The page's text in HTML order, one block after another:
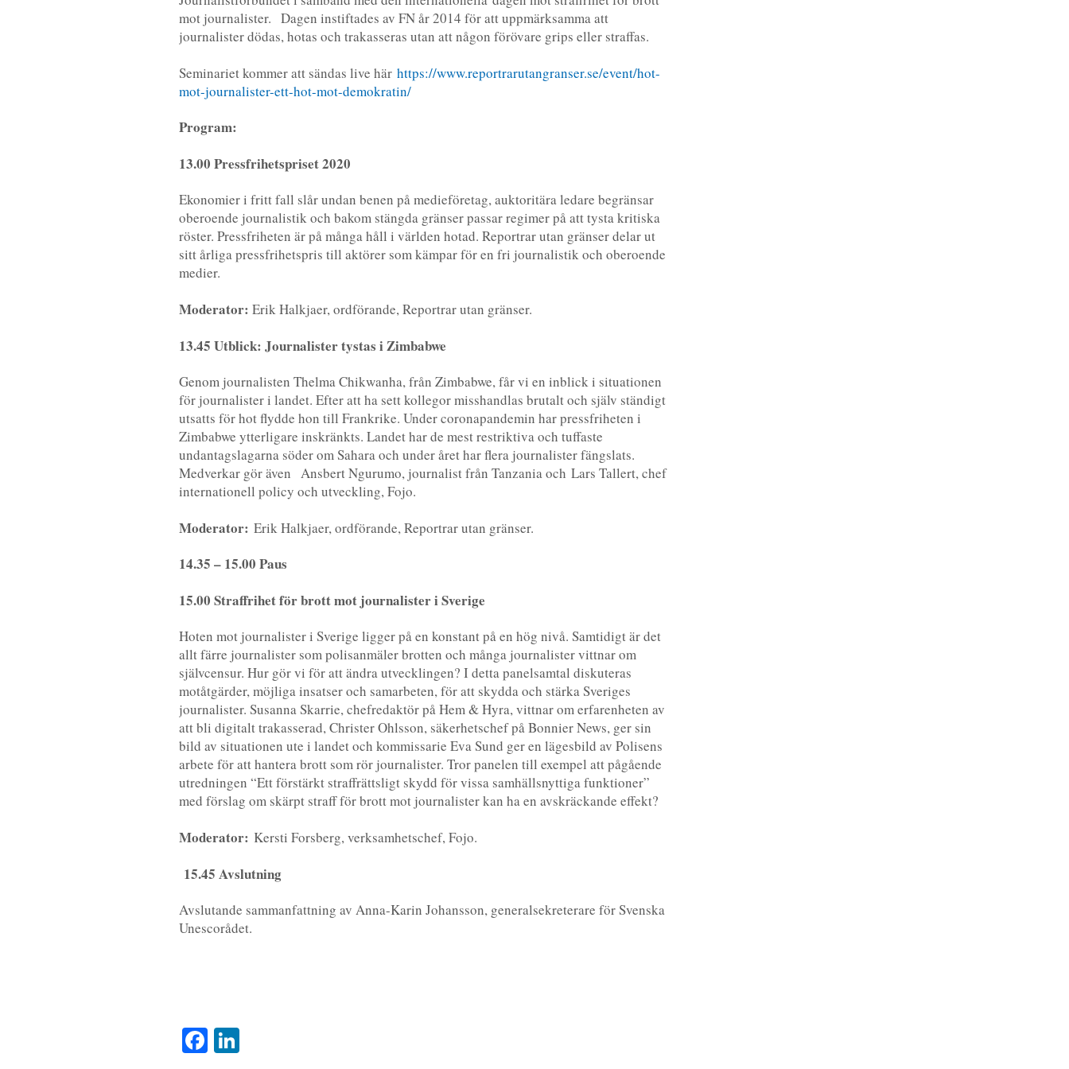
mot journalister. Dagen instiftades av FN år 2014 för att uppmärksamma att
journalister dödas, hotas och trakasseras utan att någon förövare grips eller straffas.
Seminariet kommer att sändas live härhttps://www.reportrarutangranser.se/event/hot-
mot-journalister-ett-hot-mot-demokratin/
Program:
13.00 Pressfrihetspriset 2020
Ekonomier i fritt fall slår undan benen på medieföretag, auktoritära ledare begränsar
oberoende journalistik och bakom stängda gränser passar regimer på att tysta kritiska
röster. Pressfriheten är på många håll i världen hotad. Reportrar utan gränser delar ut
sitt årliga pressfrihetspris till aktörer som kämpar för en fri journalistik och oberoende
medier.
Moderator: Erik Halkjaer, ordförande, Reportrar utan gränser.
13.45 Utblick: Journalister tystas i Zimbabwe
Genom journalisten Thelma Chikwanha, från Zimbabwe, får vi en inblick i situationen
för journalister i landet. Efter att ha sett kollegor misshandlas brutalt och själv ständigt
utsatts för hot flydde hon till Frankrike. Under coronapandemin har pressfriheten i
Zimbabwe ytterligare inskränkts. Landet har de mest restriktiva och tuffaste
undantagslagarna söder om Sahara och under året har flera journalister fängslats.
Medverkar gör även Ansbert Ngurumo, journalist från Tanzania och Lars Tallert, chef
internationell policy och utveckling, Fojo.
Moderator:Erik Halkjaer, ordförande, Reportrar utan gränser.
14.35 – 15.00 Paus
15.00 Straffrihet för brott mot journalister i Sverige
Hoten mot journalister i Sverige ligger på en konstant på en hög nivå. Samtidigt är det
allt färre journalister som polisanmäler brotten och många journalister vittnar om
självcensur. Hur gör vi för att ändra utvecklingen? I detta panelsamtal diskuteras
motåtgärder, möjliga insatser och samarbeten, för att skydda och stärka Sveriges
journalister. Susanna Skarrie, chefredaktör på Hem & Hyra, vittnar om erfarenheten av
att bli digitalt trakasserad, Christer Ohlsson, säkerhetschef på Bonnier News, ger sin
bild av situationen ute i landet och kommissarie Eva Sund ger en lägesbild av Polisens
arbete för att hantera brott som rör journalister. Tror panelen till exempel att pågående
utredningen “Ett förstärkt straffrättsligt skydd för vissa samhällsnyttiga funktioner”
med förslag om skärpt straff för brott mot journalister kan ha en avskräckande effekt?
Moderator:Kersti Forsberg, verksamhetschef, Fojo.
15.45 Avslutning
Avslutande sammanfattning av Anna-Karin Johansson, generalsekreterare för Svenska
Unescorådet.
Facebook